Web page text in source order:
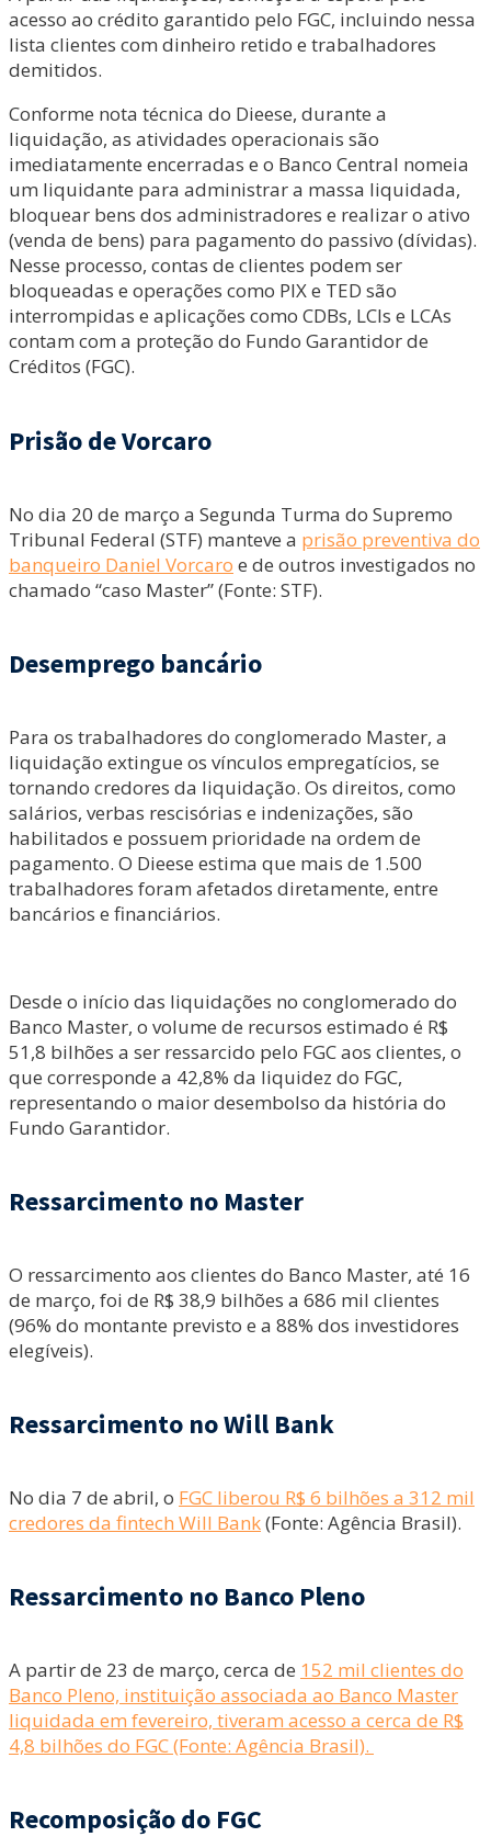
acesso ao crédito garantido pelo FGC, incluindo nessa
lista clientes com dinheiro retido e trabalhadores
demitidos.
Conforme nota técnica do Dieese, durante a
liquidação, as atividades operacionais são
imediatamente encerradas e o Banco Central nomeia
um liquidante para administrar a massa liquidada,
bloquear bens dos administradores e realizar o ativo
(venda de bens) para pagamento do passivo (dívidas).
Nesse processo, contas de clientes podem ser
bloqueadas e operações como PIX e TED são
interrompidas e aplicações como CDBs, LCIs e LCAs
contam com a proteção do Fundo Garantidor de
Créditos (FGC).
Prisão de Vorcaro
No dia 20 de março a Segunda Turma do Supremo
Tribunal Federal (STF) manteve a prisão preventiva do
banqueiro Daniel Vorcaro e de outros investigados no
chamado “caso Master” (Fonte: STF).
Desemprego bancário
Para os trabalhadores do conglomerado Master, a
liquidação extingue os vínculos empregatícios, se
tornando credores da liquidação. Os direitos, como
salários, verbas rescisórias e indenizações, são
habilitados e possuem prioridade na ordem de
pagamento. O Dieese estima que mais de 1.500
trabalhadores foram afetados diretamente, entre
bancários e financiários.
Desde o início das liquidações no conglomerado do
Banco Master, o volume de recursos estimado é R$
51,8 bilhões a ser ressarcido pelo FGC aos clientes, o
que corresponde a 42,8% da liquidez do FGC,
representando o maior desembolso da história do
Fundo Garantidor.
Ressarcimento no Master
O ressarcimento aos clientes do Banco Master, até 16
de março, foi de R$ 38,9 bilhões a 686 mil clientes
(96% do montante previsto e a 88% dos investidores
elegíveis).
Ressarcimento no Will Bank
No dia 7 de abril, o FGC liberou R$ 6 bilhões a 312 mil
credores da fintech Will Bank(Fonte: Agência Brasil).
Ressarcimento no Banco Pleno
A partir de 23 de março, cerca de 152 mil clientes do
Banco Pleno, instituição associada ao Banco Master
liquidada em fevereiro, tiveram acesso a cerca de R$
4,8 bilhões do FGC (Fonte: Agência Brasil).
Recomposição do FGC